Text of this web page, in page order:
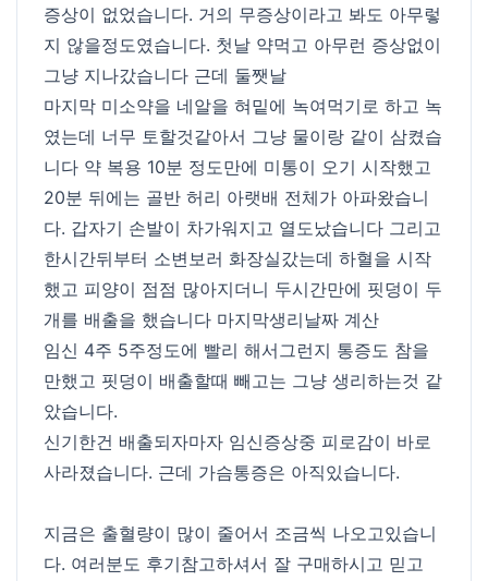
증상이 없었습니다. 거의 무증상이라고 봐도 아무렇
지 않을정도였습니다. 첫날 약먹고 아무런 증상없이
그냥 지나갔습니다 근데 둘쨋날
마지막 미소약을 네알을 혀밑에 녹여먹기로 하고 녹
였는데 너무 토할것같아서 그냥 물이랑 같이 삼켰습
니다 약 복용 10분 정도만에 미통이 오기 시작했고
20분 뒤에는 골반 허리 아랫배 전체가 아파왔습니
다. 갑자기 손발이 차가워지고 열도났습니다 그리고
한시간뒤부터 소변보러 화장실갔는데 하혈을 시작
했고 피양이 점점 많아지더니 두시간만에 핏덩이 두
개를 배출을 했습니다 마지막생리날짜 계산
임신 4주 5주정도에 빨리 해서그런지 통증도 참을
만했고 핏덩이 배출할때 빼고는 그냥 생리하는것 같
았습니다.
신기한건 배출되자마자 임신증상중 피로감이 바로
사라졌습니다. 근데 가슴통증은 아직있습니다.
지금은 출혈량이 많이 줄어서 조금씩 나오고있습니
다. 여러분도 후기참고하셔서 잘 구매하시고 믿고